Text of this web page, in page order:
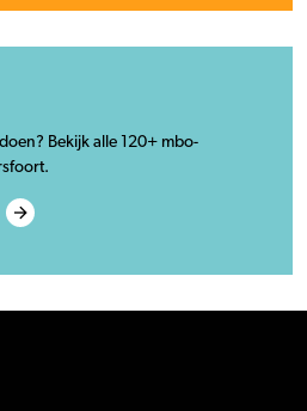
Bekijk alle 120+ mbo-